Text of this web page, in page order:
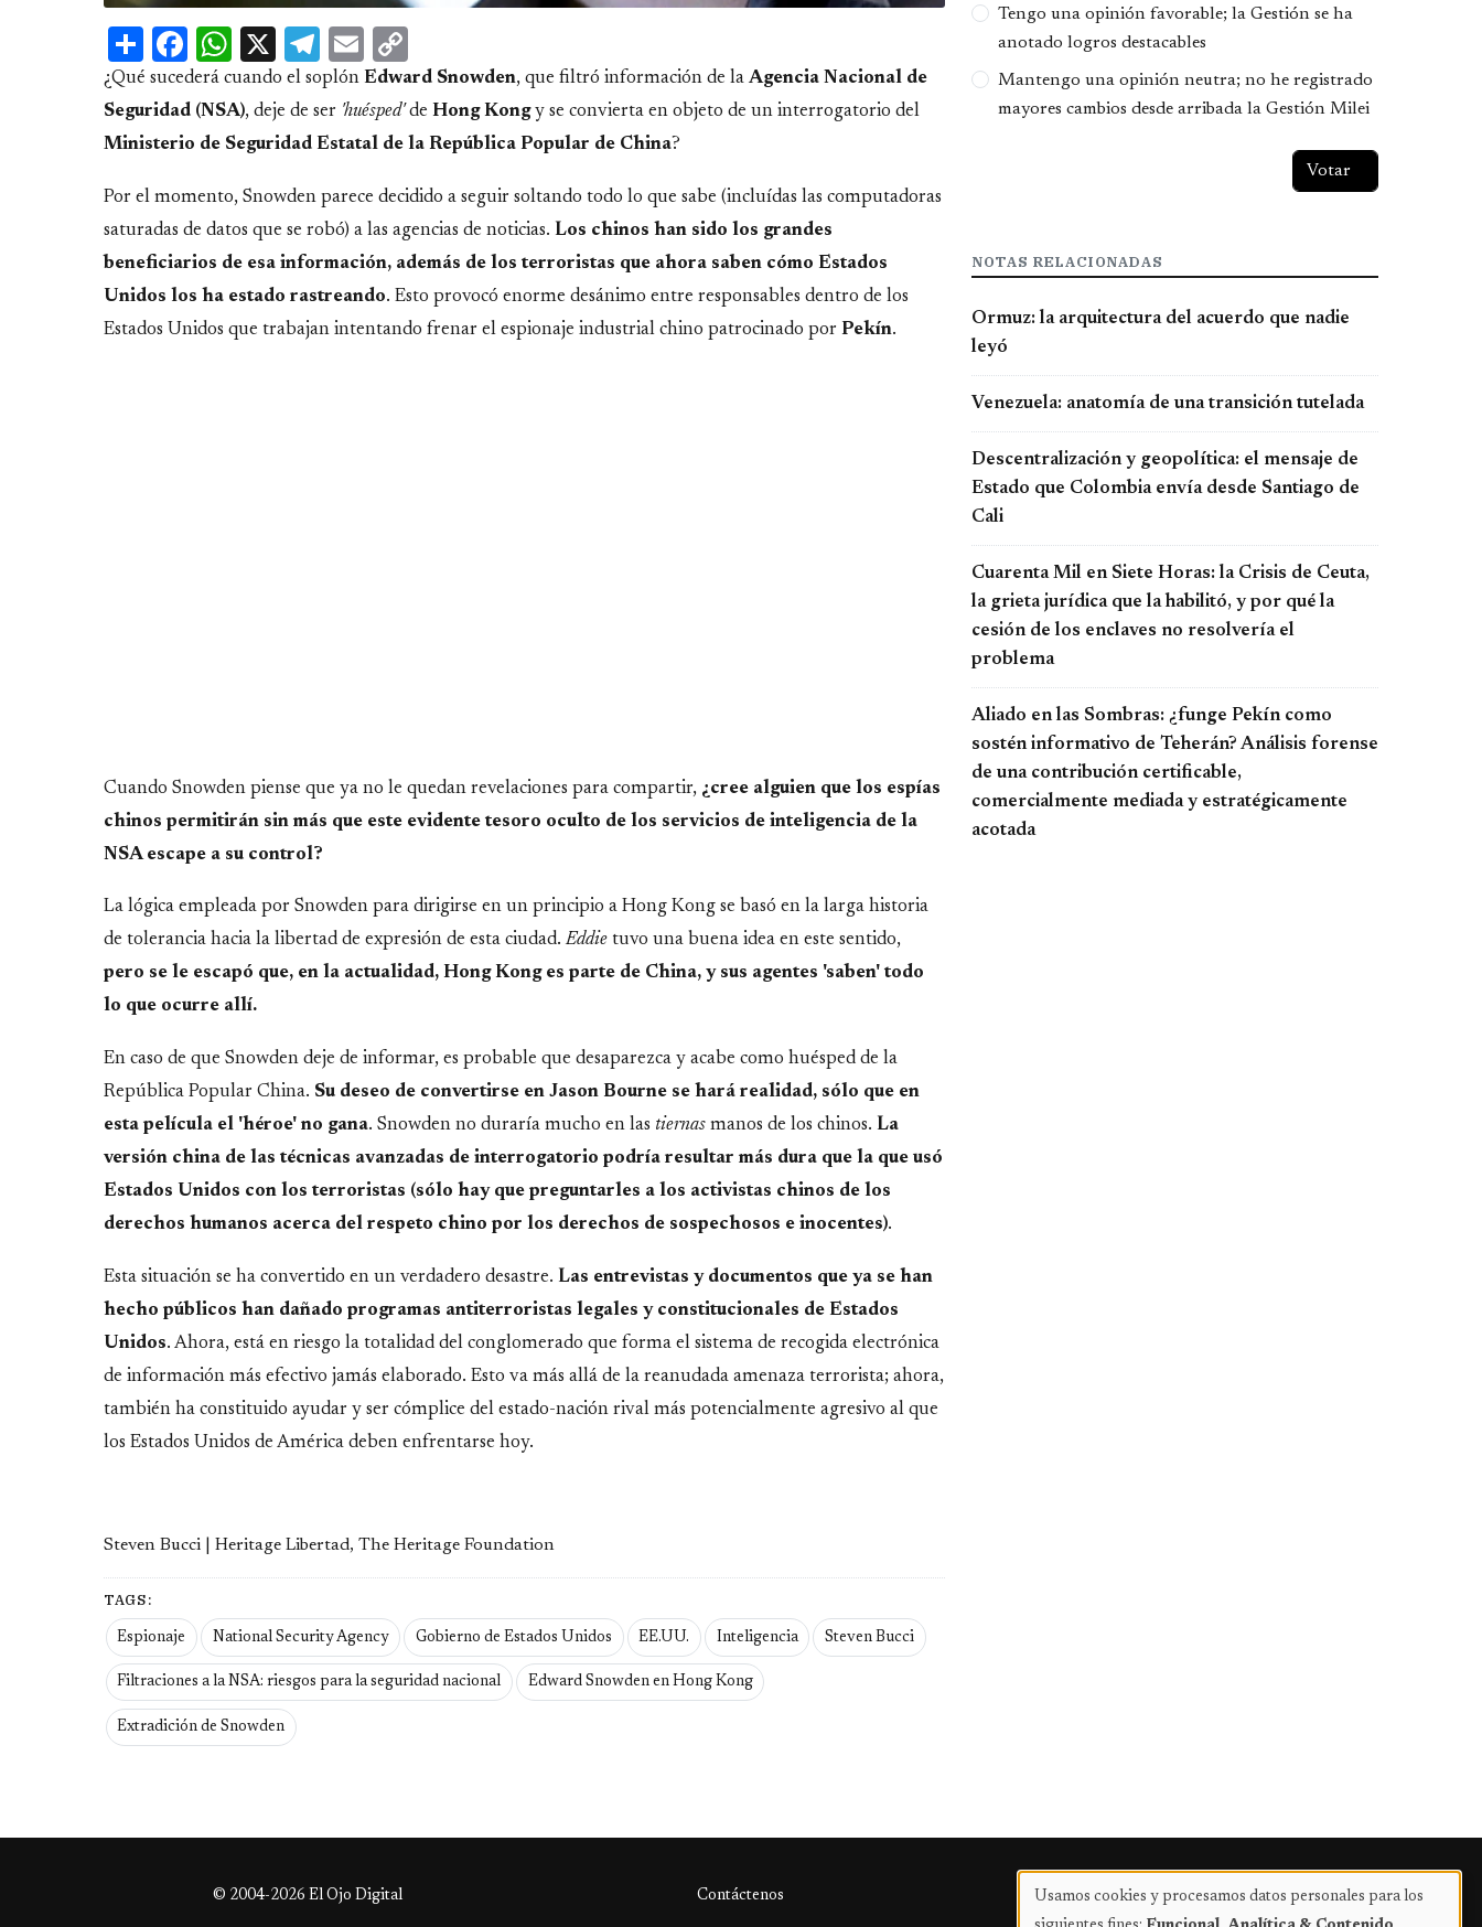
ShareFacebook
WhatsApp
X Telegram
Email
Link
¿Qué sucederá cuando el soplón Edward Snowden, que filtró información de la Agencia Nacional de
Seguridad (NSA), deje de ser 'huésped'de Hong Kongy se convierta en objeto de un interrogatorio del
Ministerio de Seguridad Estatal de la República Popular de China?
Por el momento, Snowden parece decidido a seguir soltando todo lo que sabe (incluídas las computadoras
saturadas de datos que se robó) a las agencias de noticias. Los chinos han sido los grandes
beneficiarios de esa información, además de los terroristas que ahora saben cómo Estados
Unidos los ha estado rastreando. Esto provocó enorme desánimo entre responsables dentro de los
Estados Unidos que trabajan intentando frenar el espionaje industrial chino patrocinado por Pekín.
Cuando Snowden piense que ya no le quedan revelaciones para compartir, ¿cree alguien que los espías
chinos permitirán sin más que este evidente tesoro oculto de los servicios de inteligencia de la
NSA escape a su control?
La lógica empleada por Snowden para dirigirse en un principio a Hong Kong se basó en la larga historia
de tolerancia hacia la libertad de expresión de esta ciudad. Eddie tuvo una buena idea en este sentido,
pero se le escapó que, en la actualidad, Hong Kong es parte de China, y sus agentes 'saben' todo
lo que ocurre allí.
En caso de que Snowden deje de informar, es probable que desaparezca y acabe como huésped de la
República Popular China. Su deseo de convertirse en Jason Bourne se hará realidad, sólo que en
esta película el 'héroe' no gana. Snowden no duraría mucho en las tiernas manos de los chinos. La
versión china de las técnicas avanzadas de interrogatorio podría resultar más dura que la que usó
Estados Unidos con los terroristas (sólo hay que preguntarles a los activistas chinos de los
derechos humanos acerca del respeto chino por los derechos de sospechosos e inocentes).
Esta situación se ha convertido en un verdadero desastre. Las entrevistas y documentos que ya se han
hecho públicos han dañado programas antiterroristas legales y constitucionales de Estados
Unidos. Ahora, está en riesgo la totalidad del conglomerado que forma el sistema de recogida electrónica
de información más efectivo jamás elaborado. Esto va más allá de la reanudada amenaza terrorista; ahora,
también ha constituido ayudar y ser cómplice del estado-nación rival más potencialmente agresivo al que
los Estados Unidos de América deben enfrentarse hoy.
Steven Bucci | Heritage Libertad, The Heritage Foundation
TAGS:
Espionaje National Security Agency Gobierno de Estados Unidos EE.UU. Inteligencia Steven Bucci
Filtraciones a la NSA: riesgos para la seguridad nacional Edward Snowden en Hong Kong
Extradición de Snowden
Tengo una opinión favorable; la Gestión se ha
anotado logros destacables
Mantengo una opinión neutra; no he registrado
mayores cambios desde arribada la Gestión Milei
NOTAS RELACIONADAS
Ormuz: la arquitectura del acuerdo que nadie
leyó
Venezuela: anatomía de una transición tutelada
Descentralización y geopolítica: el mensaje de
Estado que Colombia envía desde Santiago de
Cali
Cuarenta Mil en Siete Horas: la Crisis de Ceuta,
la grieta jurídica que la habilitó, y por qué la
cesión de los enclaves no resolvería el
problema
Aliado en las Sombras: ¿funge Pekín como
sostén informativo de Teherán? Análisis forense
de una contribución certificable,
comercialmente mediada y estratégicamente
acotada
© 2004-2026 El Ojo Digital Contáctenos Publicidad
Uso
Usamos cookies y procesamos datos personales para los